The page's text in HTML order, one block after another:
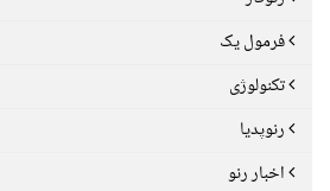
فرمول یک
تکنولوژی
رنوپدیا
اخبار رنو